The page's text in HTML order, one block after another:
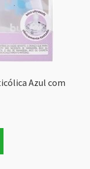
Azul com